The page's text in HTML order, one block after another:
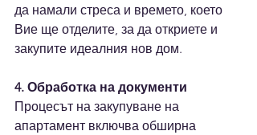
да намали стреса и времето, което
Вие ще отделите, за да откриете и
закупите идеалния нов дом.
4. Обработка на документи
Процесът на закупуване на
апартамент включва обширна